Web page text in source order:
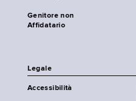
Genitore non
Affidatario
Legale
Accessibilità